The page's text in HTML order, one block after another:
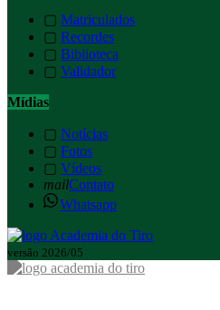
▢ Matriculados
▢ Recordes
▢ Biblioteca
▢ Validador
Mídias
▢ Notícias
▢ Fotos
▢ Vídeos
mailContato
Whatsapp
versão 2026/05